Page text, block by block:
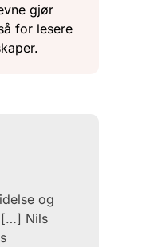
gjør
for lesere
og
[…] Nils